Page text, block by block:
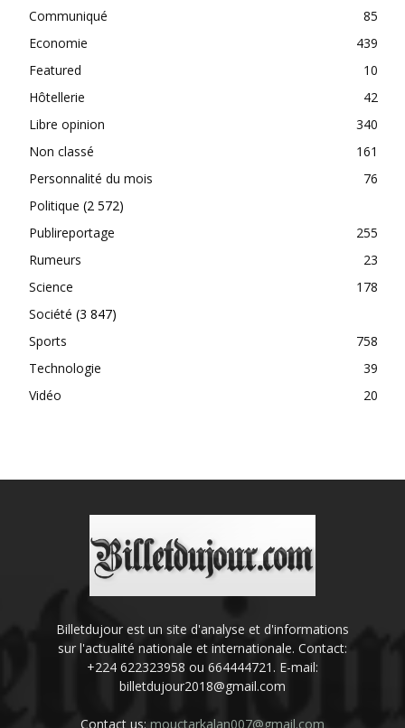
Communiqué
85
Economie
439
Featured
10
Hôtellerie
42
Libre opinion
340
Non classé
161
Personnalité du mois
76
Politique (2 572)
Publireportage
255
Rumeurs
23
Science
178
Société (3 847)
Sports
758
Technologie
39
Vidéo
20
Billetdujour est un site d'analyse et d'informations
sur l'actualité nationale et internationale. Contact:
+224 622323958 ou 664444721. E-mail:
billetdujour2018@gmail.com
Contact us: mouctarkalan007@gmail.com